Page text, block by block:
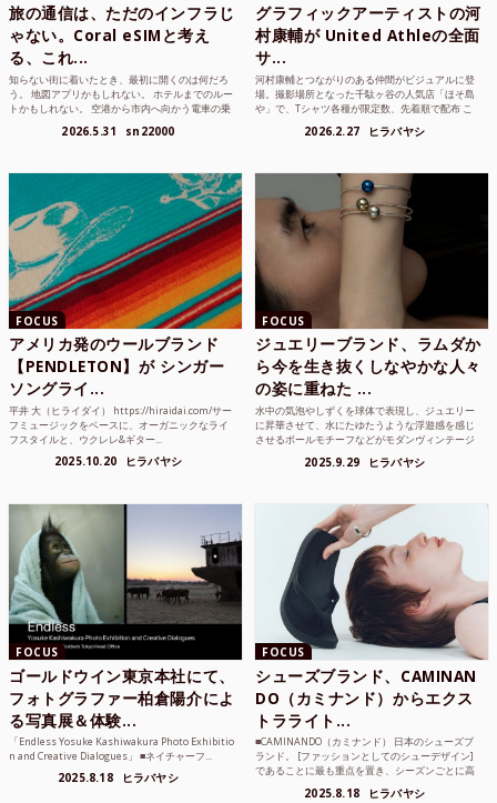
旅の通信は、ただのインフラじ
ゃない。Coral eSIMと考え
る、これ...
知らない街に着いたとき、最初に開くのは何だろ
う。 地図アプリかもしれない。 ホテルまでのルー
トかもしれない。 空港から市内へ向かう電車の乗
2026.5.31 sn22000
グラフィックアーティストの河
村康輔が United Athleの全面
サ...
河村康輔とつながりのある仲間がビジュアルに登
場。撮影場所となった千駄ヶ谷の人気店「ほそ島
や」で、Tシャツ各種が限定数、先着順で配布 こ
2026.2.27 ヒラバヤシ
FOCUS
アメリカ発のウールブランド
【PENDLETON】が シンガー
ソングライ...
平井 大（ヒライダイ） https://hiraidai.com/サー
フミュージックをベースに、オーガニックなライ
フスタイルと、ウクレレ&ギター...
2025.10.20 ヒラバヤシ
FOCUS
ジュエリーブランド、ラムダか
ら今を生き抜くしなやかな人々
の姿に重ねた ...
水中の気泡やしずくを球体で表現し、ジュエリー
に昇華させて、水にたゆたうような浮遊感を感じ
させるボールモチーフなどがモダンヴィンテージ
2025.9.29 ヒラバヤシ
FOCUS
ゴールドウイン東京本社にて、
フォトグラファー柏倉陽介によ
る写真展＆体験...
「Endless Yosuke Kashiwakura Photo Exhibitio
n and Creative Dialogues」 ■ネイチャーフ...
2025.8.18 ヒラバヤシ
FOCUS
シューズブランド、CAMINAN
DO（カミナンド）からエクス
トラライト...
■CAMINANDO（カミナンド） 日本のシューズブ
ランド。 [ファッションとしてのシューデザイン]
であることに最も重点を置き、シーズンごとに高
2025.8.18 ヒラバヤシ